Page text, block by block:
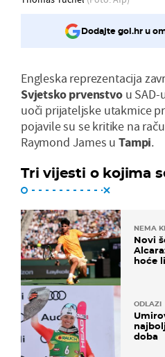
Dodajte gol.hr u
Engleska reprezentacija
Svjetskoprvenstvo u SAD-
uoči prijateljske utakmice
pojavile su se kritike na
Raymond James uTampi.
Tri vijesti o kojima
NEMA
Novi
hoće
ODLAZI
doba